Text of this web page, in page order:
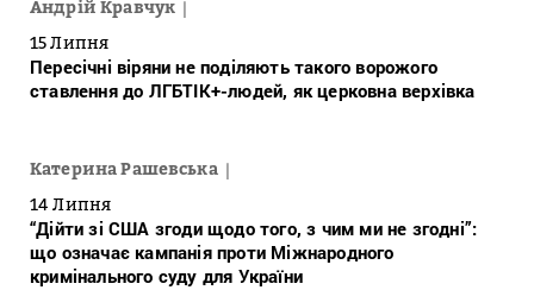
Андрій Кравчук
15 Липня
Пересічні віряни не поділяють такого ворожого
ставлення до ЛГБТІК+-людей, як церковна верхівка
Катерина Рашевська
14 Липня
“Дійти зі США згоди щодо того, з чим ми не згодні”:
що означає кампанія проти Міжнародного
кримінального суду для України